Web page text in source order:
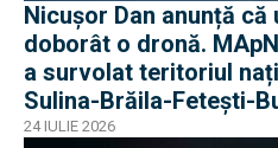
Nicușor Dan anunță că
doborât o dronă.
a survolat teritoriul
Sulina-Brăila-Fetești-
24 IULIE 2026